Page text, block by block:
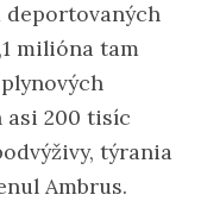
deportovaných
milióna tam
asi 200 tisíc
týrania
Ambrus.